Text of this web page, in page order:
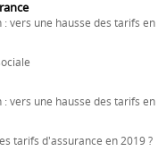
vers une hausse des tarifs en
vers une hausse des tarifs en
tarifs d'assurance en 2019 ?